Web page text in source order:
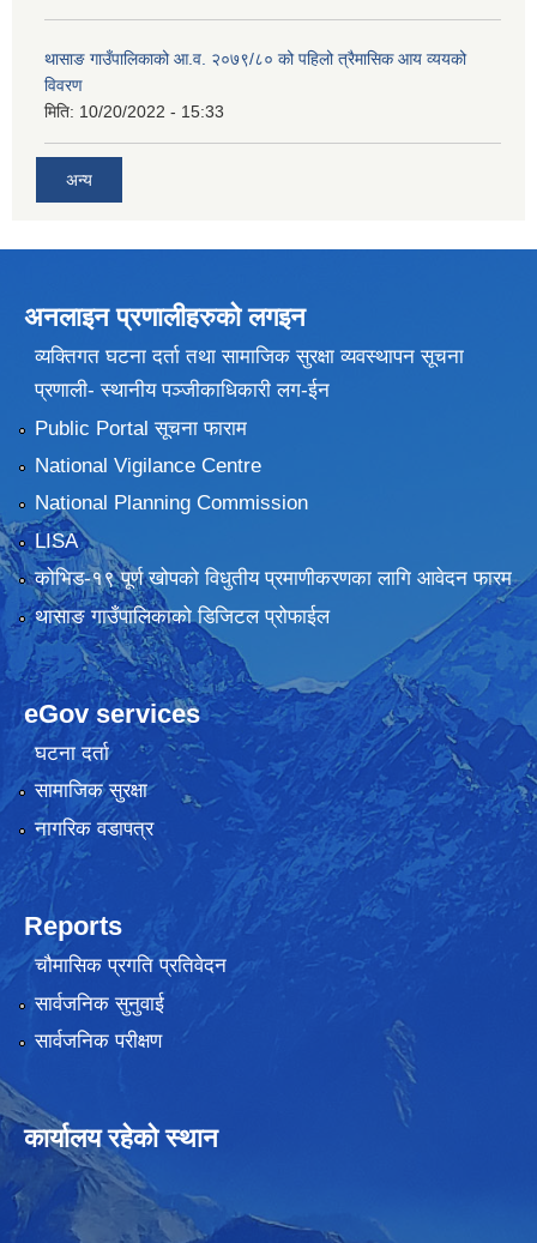
थासाङ गाउँपालिकाको आ.व. २०७९/८० को पहिलो त्रैमासिक आय व्ययको
विवरण
मिति: 10/20/2022 - 15:33
अन्य
अनलाइन प्रणालीहरुकाे लगइन
व्यक्तिगत घटना दर्ता तथा सामाजिक सुरक्षा व्यवस्थापन सूचना
प्रणाली- स्थानीय पञ्जीकाधिकारी लग-ईन
Public Portal सूचना फाराम
National Vigilance Centre
National Planning Commission
LISA
कोभिड-१९ पूर्ण खोपको विधुतीय प्रमाणीकरणका लागि आवेदन फारम
थासाङ गाउँपालिकाको डिजिटल प्रोफाईल
eGov services
घटना दर्ता
सामाजिक सुरक्षा
नागरिक वडापत्र
Reports
चौमासिक प्रगति प्रतिवेदन
सार्वजनिक सुनुवाई
सार्वजनिक परीक्षण
कार्यालय रहेको स्थान